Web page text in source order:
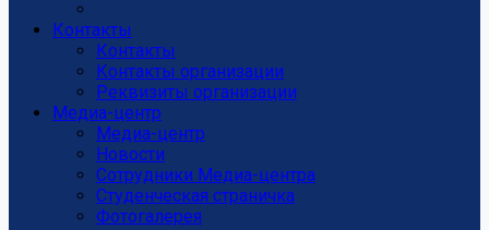
Контакты
Контакты
Контакты организации
Реквизиты организации
Медиа-центр
Медиа-центр
Новости
Сотрудники Медиа-центра
Студенческая страничка
Фотогалерея